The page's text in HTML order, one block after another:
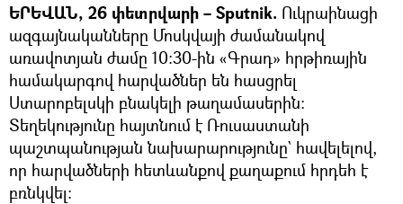
ԵՐԵՎԱՆ, 26 փետրվարի – Sputnik. Ուկրաինացի
ազգայնականները Մոսկվայի ժամանակով
առավոտյան ժամը 10։30-ին «Գրադ» հրթիռային
համակարգով հարվածներ են հասցրել
Ստարոբելսկի բնակելի թաղամասերին։
Տեղեկությունը հայտնում է Ռուսաստանի
պաշտպանության նախարարությունը` հավելելով,
որ հարվածների հետևանքով քաղաքում հրդեհ է
բռնկվել։